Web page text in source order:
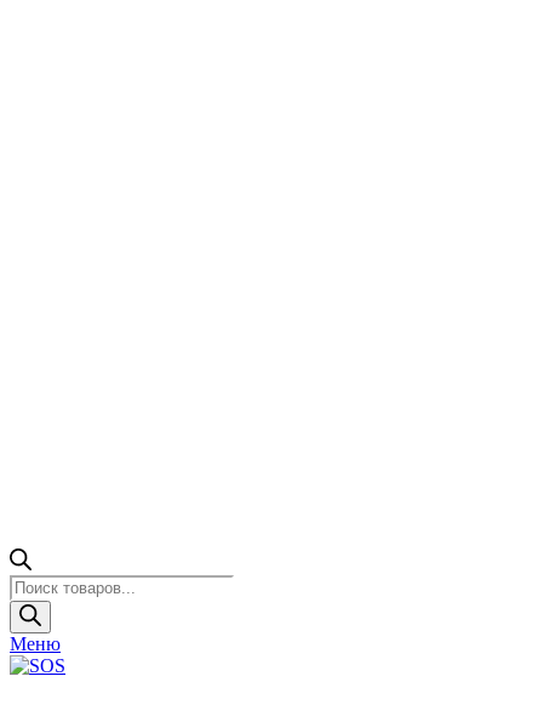
Поиск
товаров
Меню